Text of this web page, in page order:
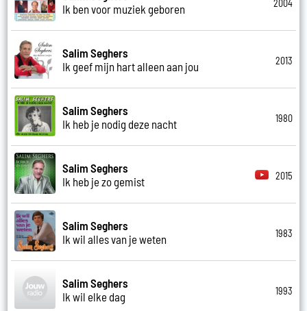
Ik ben voor muziek geboren
2004
Salim Seghers
Ik geef mijn hart alleen aan jou
2013
Salim Seghers
Ik heb je nodig deze nacht
1980
Salim Seghers
Ik heb je zo gemist
2015
Salim Seghers
Ik wil alles van je weten
1983
Salim Seghers
Ik wil elke dag
1993